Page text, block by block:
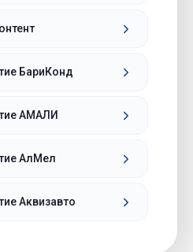
БариКонд
АМАЛИ
АлМел
Аквизавто